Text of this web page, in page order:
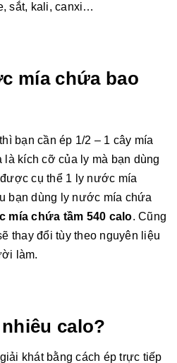
sắt, kali, canxi…
mía chứa bao
bạn cần ép 1/2 – 1 cây mía
là kích cỡ của ly mà bạn dùng
cụ thể 1 ly nước mía
bạn dùng ly nước mía chứa
mía chứa tầm 540 calo. Cũng
thay đổi tùy theo nguyên liệu
làm.
calo?
khát bằng cách ép trực tiếp